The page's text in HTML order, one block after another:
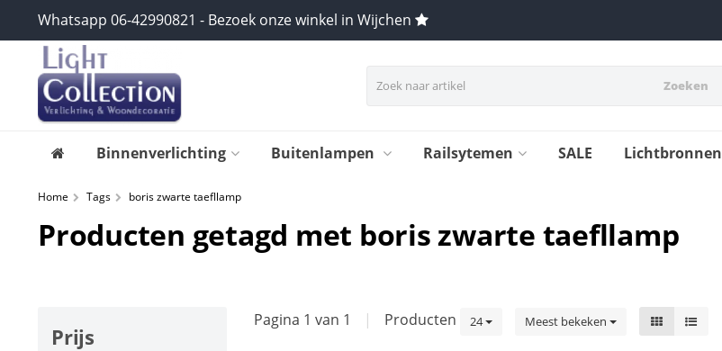
Whatsapp 06-42990821 - Bezoek onze winkel in Wijchen
Zoeken
Binnenverlichting Buitenlampen Railsytemen SALE Lichtbronnen
Home Tags boris zwarte taefllamp
Producten getagd met boris zwarte taefllamp
Prijs
Pagina 1 van 1 | Producten 24 Meest bekeken